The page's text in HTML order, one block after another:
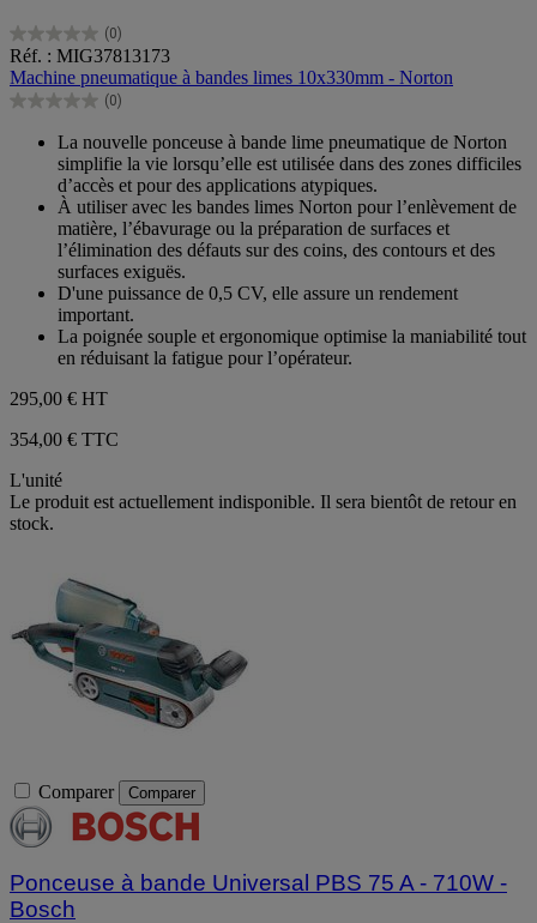
(0)
0.0
sur
5
étoiles.
Réf. : MIG37813173
Machine pneumatique à bandes limes 10x330mm - Norton
(0)
0.0
étoiles.
La nouvelle ponceuse à bande lime pneumatique de Norton
simplifie la vie lorsqu’elle est utilisée dans des zones difficiles
d’accès et pour des applications atypiques.
À utiliser avec les bandes limes Norton pour l’enlèvement de
matière, l’ébavurage ou la préparation de surfaces et
l’élimination des défauts sur des coins, des contours et des
surfaces exiguës.
D'une puissance de 0,5 CV, elle assure un rendement
important.
La poignée souple et ergonomique optimise la maniabilité tout
en réduisant la fatigue pour l’opérateur.
295,00 € HT
354,00 € TTC
L'unité
Le produit est actuellement indisponible. Il sera bientôt de retour en
stock.
Comparer Comparer
Ponceuse à bande Universal PBS 75 A - 710W -
Bosch